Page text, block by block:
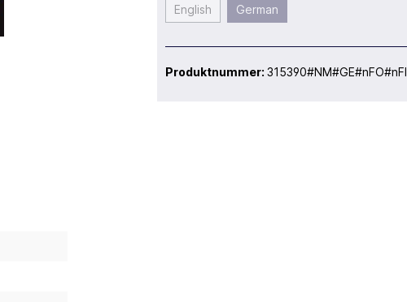
English German
Produktnummer: 315390#NM#GE#nFO#nFI